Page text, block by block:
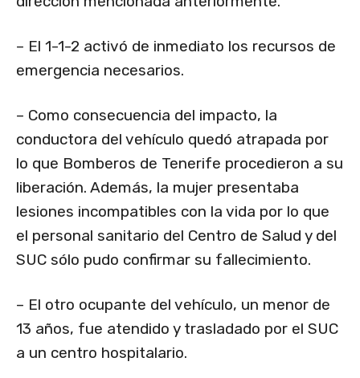
– El 1-1-2 activó de inmediato los recursos de
emergencia necesarios.
– Como consecuencia del impacto, la
conductora del vehículo quedó atrapada por
lo que Bomberos de Tenerife procedieron a su
liberación. Además, la mujer presentaba
lesiones incompatibles con la vida por lo que
el personal sanitario del Centro de Salud y del
SUC sólo pudo confirmar su fallecimiento.
– El otro ocupante del vehículo, un menor de
13 años, fue atendido y trasladado por el SUC
a un centro hospitalario.